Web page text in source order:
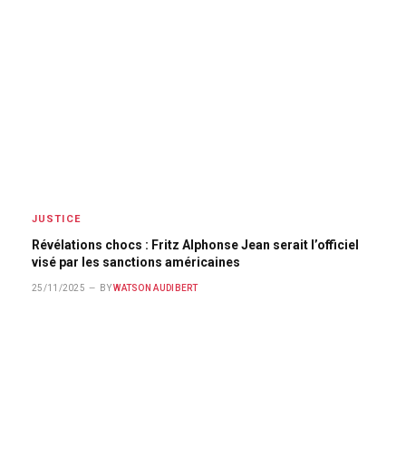
JUSTICE
Révélations chocs : Fritz Alphonse Jean serait l’officiel
visé par les sanctions américaines
25/11/2025 BY WATSON AUDIBERT